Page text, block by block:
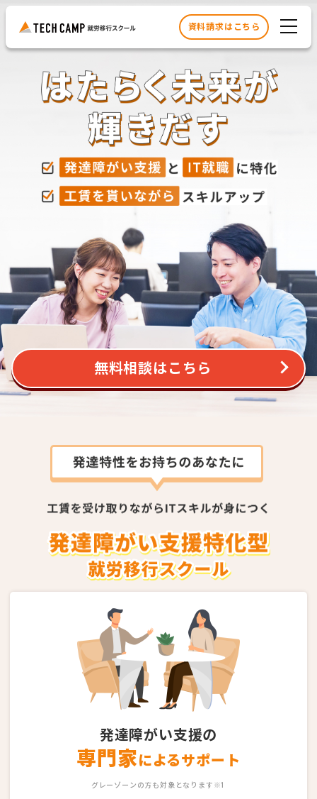
資料請求はこちら
無料相談はこちら
発達障がい支援の
専門家によるサポート
グレーゾーンの方も対象となります※1